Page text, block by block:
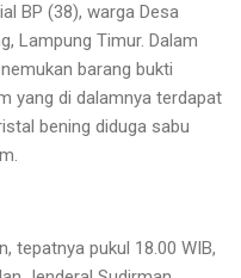
BP (38), warga Desa
Lampung Timur. Dalam
barang bukti
yang di dalamnya terdapat
bening diduga sabu
tepatnya pukul 18.00 WIB,